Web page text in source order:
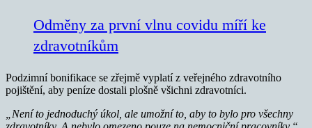
Odměny za první vlnu covidu míří ke
zdravotníkům
Podzimní bonifikace se zřejmě vyplatí z veřejného zdravotního
pojištění, aby peníze dostali plošně všichni zdravotníci.
„Není to jednoduchý úkol, ale umožní to, aby to bylo pro všechny